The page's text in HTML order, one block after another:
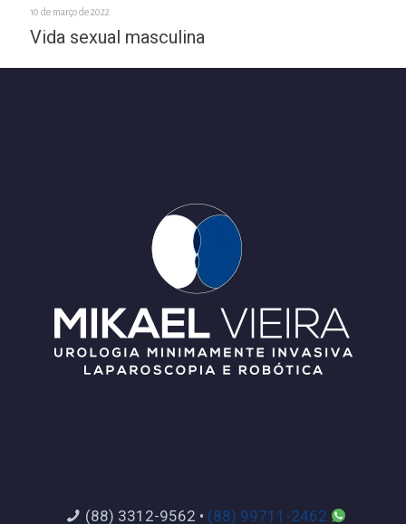
10 de março de 2022
Vida sexual masculina
(88) 3312-9562 • (88) 99711-2462